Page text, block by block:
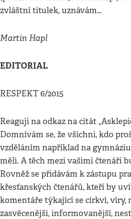
zvláštní titulek, uznávám…
Martin Hapl
EDITORIAL
RESPEKT 6/2015
Reaguji na odkaz na citát
Domnívám se, že všichni, kdo
vzděláním například na
měli. A těch mezi vašimi čtenáři
Rovněž se přidávám k zástupu
křesťanských čtenářů, kteří by
komentáře týkající se církví, víry,
zasvěcenější, informovanější,